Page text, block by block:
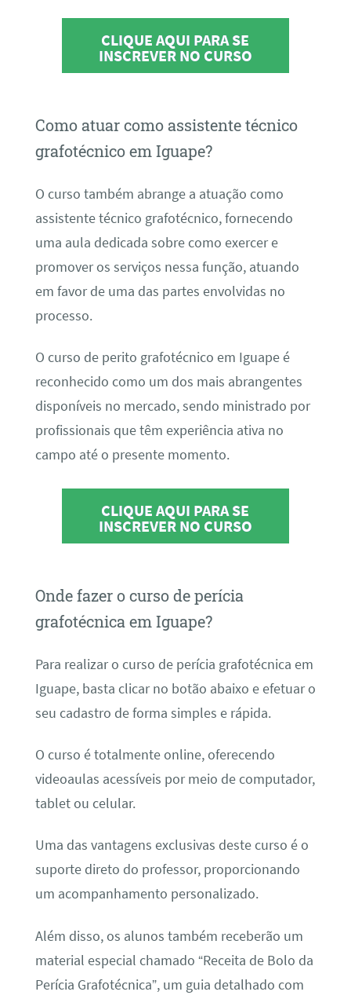
CLIQUE AQUI PARA SE
INSCREVER NO CURSO
Como atuar como assistente técnico
grafotécnico em Iguape?
O curso também abrange a atuação como
assistente técnico grafotécnico, fornecendo
uma aula dedicada sobre como exercer e
promover os serviços nessa função, atuando
em favor de uma das partes envolvidas no
processo.
O curso de perito grafotécnico em Iguape é
reconhecido como um dos mais abrangentes
disponíveis no mercado, sendo ministrado por
profissionais que têm experiência ativa no
campo até o presente momento.
CLIQUE AQUI PARA SE
INSCREVER NO CURSO
Onde fazer o curso de perícia
grafotécnica em Iguape?
Para realizar o curso de perícia grafotécnica em
Iguape, basta clicar no botão abaixo e efetuar o
seu cadastro de forma simples e rápida.
O curso é totalmente online, oferecendo
videoaulas acessíveis por meio de computador,
tablet ou celular.
Uma das vantagens exclusivas deste curso é o
suporte direto do professor, proporcionando
um acompanhamento personalizado.
Além disso, os alunos também receberão um
material especial chamado “Receita de Bolo da
Perícia Grafotécnica”, um guia detalhado com